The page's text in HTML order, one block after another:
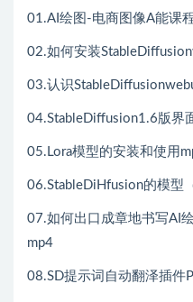
01.AI绘图-电商图像A能课
02.如何安装
03.认识
04.StableDiffusion1.6版界
05.Lora模型的安装和使用
06.StableDiHfusion的模型
07.如何出口成章地书写AI
mp4
08.SD提示词自动翻泽插件